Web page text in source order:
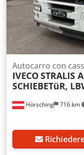
Hörsching 716 km
Autocarro con
IVECOSTRALIS
SCHIEBETüR,